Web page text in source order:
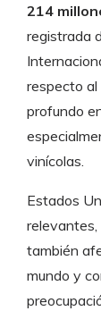
214
registrada
respecto al
profundo
vinícolas.
Estados
relevantes,
también
mundo y